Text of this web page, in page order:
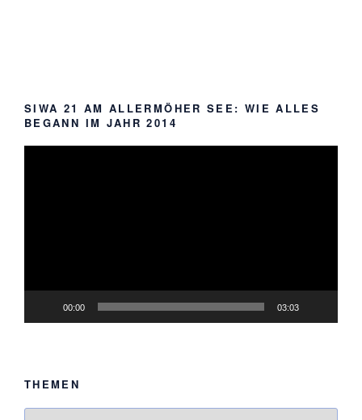
SIWA 21 AM ALLERMÖHER SEE: WIE ALLES
BEGANN IM JAHR 2014
00:00 03:03
THEMEN